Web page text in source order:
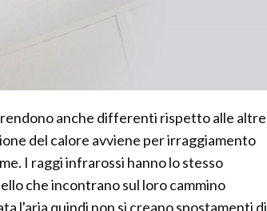
anche differenti rispetto alle altre
del calore avviene per irraggiamento
I raggi infrarossi hanno lo stesso
che incontrano sul loro cammino
l'aria quindi non si creano spostamenti di